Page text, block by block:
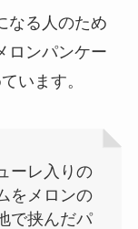
なる人のため
ロンパンケー
います。
ーレ入りの
をメロンの
で挟んだパ